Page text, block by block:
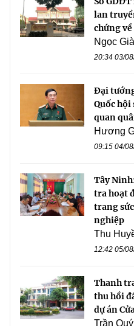
lan
chứng
Ngọc
20:34 03/
Đại
Quốc hội
quan
Hương
09:15 04/
Tây
tra hoạt
trang
nghiệp
Thu
12:42 05/
Thanh
thu hồi
dự án
Trần Quý